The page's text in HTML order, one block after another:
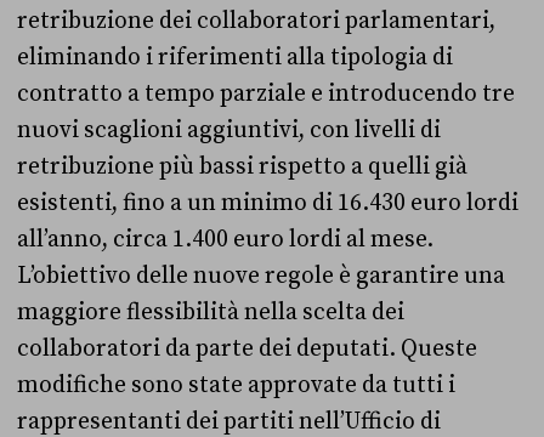
retribuzione dei collaboratori parlamentari,
eliminando i riferimenti alla tipologia di
contratto a tempo parziale e introducendo tre
nuovi scaglioni aggiuntivi, con livelli di
retribuzione più bassi rispetto a quelli già
esistenti, fino a un minimo di 16.430 euro lordi
all’anno, circa 1.400 euro lordi al mese.
L’obiettivo delle nuove regole è garantire una
maggiore flessibilità nella scelta dei
collaboratori da parte dei deputati. Queste
modifiche sono state approvate da tutti i
rappresentanti dei partiti nell’Ufficio di